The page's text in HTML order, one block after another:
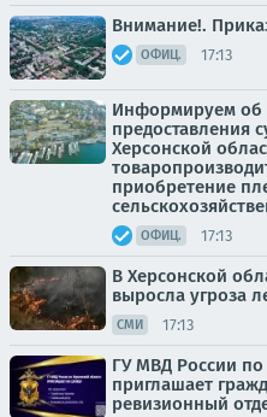
Внимание!.
ОФИЦ. 17:13
Информируем об
предоставления
Херсонской
приобретение
ОФИЦ. 17:13
В Херсонской
выросла угроза
СМИ 17:13
ГУ МВД России по
приглашает
ревизионный